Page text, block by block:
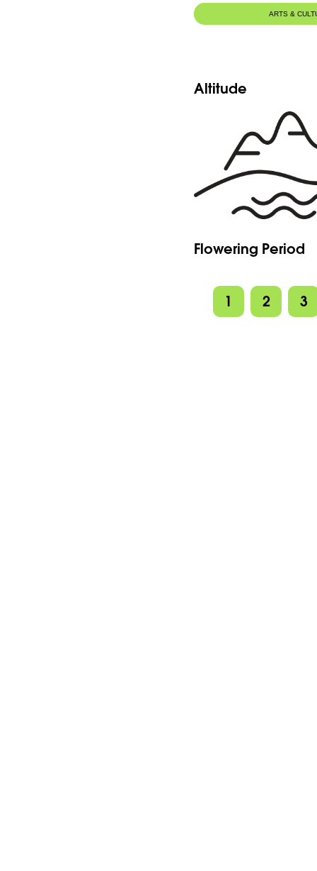
capitules.
-Capitules oblongs-cylindriques.
basses courtes, ovées, les plus élevées
ARTS &
Altitude
Flowering Period
1 2 3